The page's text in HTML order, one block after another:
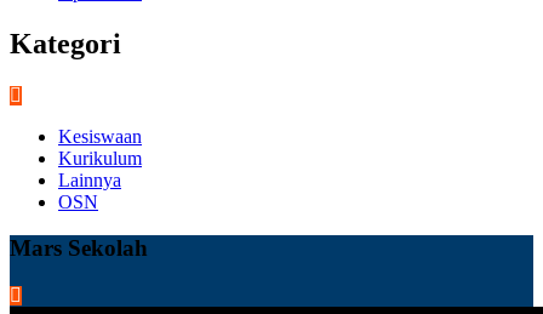
Kategori
Kesiswaan
Kurikulum
Lainnya
OSN
Mars Sekolah